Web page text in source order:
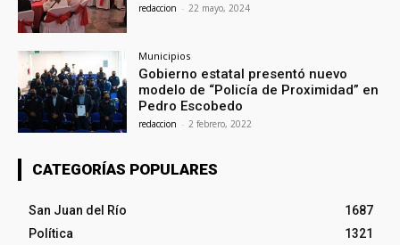
redaccion - 22 mayo, 2024
Municipios
Gobierno estatal presentó nuevo
modelo de “Policía de Proximidad” en
Pedro Escobedo
redaccion - 2 febrero, 2022
CATEGORÍAS POPULARES
San Juan del Río
1687
Política
1321